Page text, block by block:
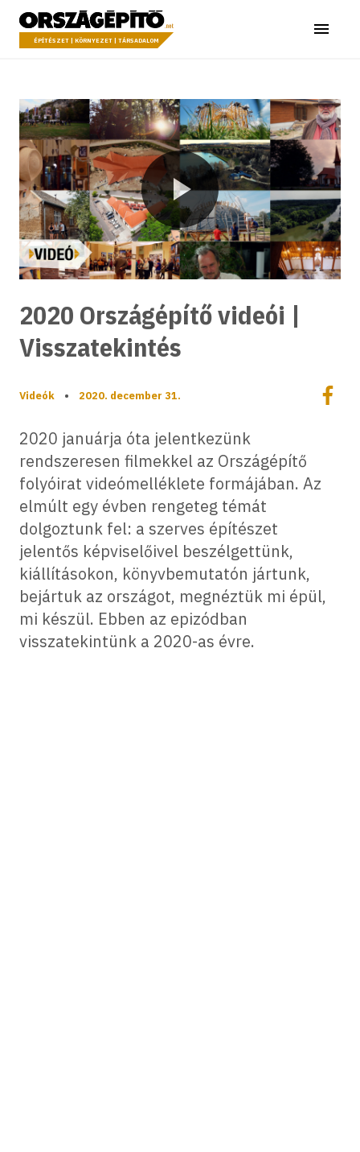
a tartalomhoz
Országépítő
ÉPÍTÉSZET | KÖRNYEZET | TÁRSADALOM Menü
Lejátszás
2020 Országépítő videói |
Visszatekintés
Videók • 2020. december 31.
2020 januárja óta jelentkezünk
rendszeresen filmekkel az Országépítő
folyóirat videómelléklete formájában. Az
elmúlt egy évben rengeteg témát
dolgoztunk fel: a szerves építészet
jelentős képviselőivel beszélgettünk,
kiállításokon, könyvbemutatón jártunk,
bejártuk az országot, megnéztük mi épül,
mi készül. Ebben az epizódban
visszatekintünk a 2020-as évre.